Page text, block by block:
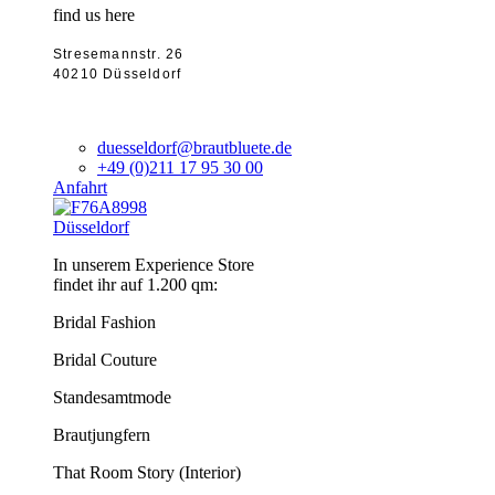
find us here
Stresemannstr. 26
40210 Düsseldorf
duesseldorf@brautbluete.de
+49 (0)211 17 95 30 00
Anfahrt
Düsseldorf
In unserem Experience Store
findet ihr auf 1.200 qm:
Bridal Fashion
Bridal Couture
Standesamtmode
Brautjungfern
That Room Story (Interior)